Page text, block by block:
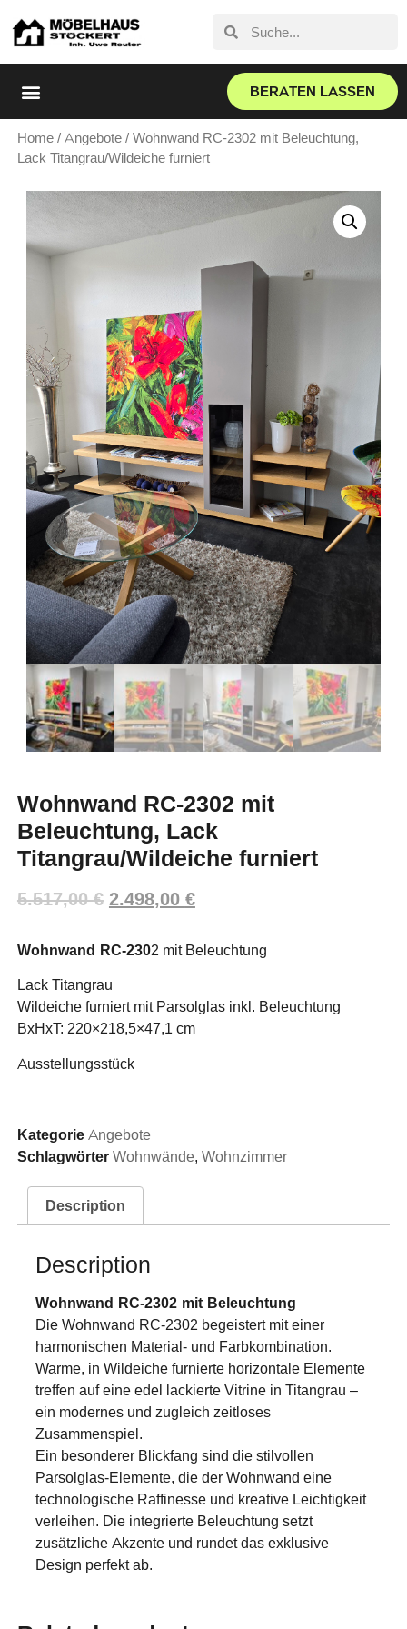
BERATEN LASSEN
Home/ Angebote/ Wohnwand RC-2302 mit Beleuchtung,
Lack Titangrau/Wildeiche furniert
Wohnwand RC-2302 mit
Beleuchtung, Lack
Titangrau/Wildeiche furniert
5.517,00€ 2.498,00 €
Wohnwand RC-2302 mit Beleuchtung
Lack Titangrau
Wildeiche furniert mit Parsolglas inkl. Beleuchtung
BxHxT: 220×218,5×47,1 cm
Ausstellungsstück
Kategorie Angebote
Schlagwörter Wohnwände, Wohnzimmer
Description
Description
Wohnwand RC-2302 mit Beleuchtung
Die Wohnwand RC-2302 begeistert mit einer
harmonischen Material- und Farbkombination.
Warme, in Wildeiche furnierte horizontale Elemente
treffen auf eine edel lackierte Vitrine in Titangrau –
ein modernes und zugleich zeitloses
Zusammenspiel.
Ein besonderer Blickfang sind die stilvollen
Parsolglas-Elemente, die der Wohnwand eine
technologische Raffinesse und kreative Leichtigkeit
verleihen. Die integrierte Beleuchtung setzt
zusätzliche Akzente und rundet das exklusive
Design perfekt ab.